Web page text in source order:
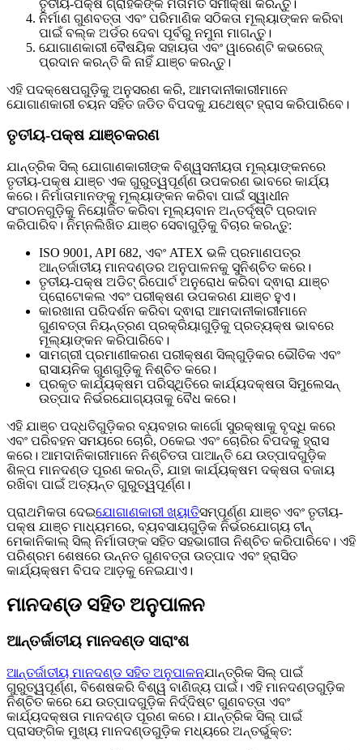
ତୃତୀୟ-ପକ୍ଷ ଗ୍ରାହକଙ୍କ ମତାମତ ସମୀକ୍ଷା କରନ୍ତୁ।
ନିର୍ମାଣ ଗୁଣବତ୍ତା ଏବଂ ପରିମାଣିକ ସଠିକତା ମୂଲ୍ୟାଙ୍କନ କରିବା
ପାଇଁ ବଲ୍କ ଅର୍ଡର ଦେବା ପୂର୍ବରୁ ନମୁନା ମାଗନ୍ତୁ।
ଯୋଗାଣକାରୀ ବୈଷୟିକ ସହାୟତା ଏବଂ ୱାରେଣ୍ଟି କଭରେଜ୍
ପ୍ରଦାନ କରନ୍ତି କି ନାହିଁ ଯାଞ୍ଚ କରନ୍ତୁ।
ଏହି ପଦକ୍ଷେପଗୁଡ଼ିକୁ ଅନୁସରଣ କରି, ଆମଦାନୀକାରୀମାନେ
ଯୋଗାଣକାରୀ ଚୟନ ସହିତ ଜଡିତ ବିପଦକୁ ଯଥେଷ୍ଟ ହ୍ରାସ କରିପାରିବେ।
ତୃତୀୟ-ପକ୍ଷ ଯାଞ୍ଚକରଣ
ଯାନ୍ତ୍ରିକ ସିଲ୍ ଯୋଗାଣକାରୀଙ୍କ ବିଶ୍ୱସନୀୟତା ମୂଲ୍ୟାଙ୍କନରେ
ତୃତୀୟ-ପକ୍ଷ ଯାଞ୍ଚ ଏକ ଗୁରୁତ୍ୱପୂର୍ଣ୍ଣ ଉପକରଣ ଭାବରେ କାର୍ଯ୍ୟ
କରେ। ନିର୍ମାତାମାନଙ୍କୁ ମୂଲ୍ୟାଙ୍କନ କରିବା ପାଇଁ ସ୍ୱାଧୀନ
ସଂଗଠନଗୁଡ଼ିକୁ ନିୟୋଜିତ କରିବା ମୂଲ୍ୟବାନ ଅନ୍ତର୍ଦୃଷ୍ଟି ପ୍ରଦାନ
କରିପାରିବ। ନିମ୍ନଲିଖିତ ଯାଞ୍ଚ ସେବାଗୁଡ଼ିକୁ ବିଚାର କରନ୍ତୁ:
ISO 9001, API 682, ଏବଂ ATEX ଭଳି ପ୍ରମାଣପତ୍ର
ଆନ୍ତର୍ଜାତୀୟ ମାନଦଣ୍ଡର ଅନୁପାଳନକୁ ସୁନିଶ୍ଚିତ କରେ।
ତୃତୀୟ-ପକ୍ଷ ଅଡିଟ୍ ରିପୋର୍ଟ ଅନୁରୋଧ କରିବା ଦ୍ଵାରା ଯାଞ୍ଚ
ପ୍ରୋଟୋକଲ ଏବଂ ପରୀକ୍ଷଣ ଉପକରଣ ଯାଞ୍ଚ ହୁଏ।
କାରଖାନା ପରିଦର୍ଶନ କରିବା ଦ୍ଵାରା ଆମଦାନୀକାରୀମାନେ
ଗୁଣବତ୍ତା ନିୟନ୍ତ୍ରଣ ପ୍ରକ୍ରିୟାଗୁଡ଼ିକୁ ପ୍ରତ୍ୟକ୍ଷ ଭାବରେ
ମୂଲ୍ୟାଙ୍କନ କରିପାରିବେ।
ସାମଗ୍ରୀ ପ୍ରମାଣୀକରଣ ପରୀକ୍ଷଣ ସିଲ୍‌ଗୁଡ଼ିକର ଭୌତିକ ଏବଂ
ରାସାୟନିକ ଗୁଣଗୁଡ଼ିକୁ ନିଶ୍ଚିତ କରେ।
ପ୍ରକୃତ କାର୍ଯ୍ୟକ୍ଷମ ପରିସ୍ଥିତିରେ କାର୍ଯ୍ୟଦକ୍ଷତା ସିମୁଲେସନ୍
ଉତ୍ପାଦ ନିର୍ଭରଯୋଗ୍ୟତାକୁ ବୈଧ କରେ।
ଏହି ଯାଞ୍ଚ ପଦ୍ଧତିଗୁଡ଼ିକର ବ୍ୟବହାର କାର୍ଗୋ ସୁରକ୍ଷାକୁ ବୃଦ୍ଧି କରେ
ଏବଂ ପରିବହନ ସମୟରେ ଚୋରି, ଠକେଇ ଏବଂ ଚୋରିର ବିପଦକୁ ହ୍ରାସ
କରେ। ଆମଦାନିକାରୀମାନେ ନିଶ୍ଚିତତା ପାଆନ୍ତି ଯେ ଉତ୍ପାଦଗୁଡ଼ିକ
ଶିଳ୍ପ ମାନଦଣ୍ଡ ପୂରଣ କରନ୍ତି, ଯାହା କାର୍ଯ୍ୟକ୍ଷମ ଦକ୍ଷତା ବଜାୟ
ରଖିବା ପାଇଁ ଅତ୍ୟନ୍ତ ଗୁରୁତ୍ୱପୂର୍ଣ୍ଣ।
ପ୍ରାଥମିକତା ଦେଇଯୋଗାଣକାରୀ ଖ୍ୟାତିସମ୍ପୂର୍ଣ୍ଣ ଯାଞ୍ଚ ଏବଂ ତୃତୀୟ-
ପକ୍ଷ ଯାଞ୍ଚ ମାଧ୍ୟମରେ, ବ୍ୟବସାୟଗୁଡ଼ିକ ନିର୍ଭରଯୋଗ୍ୟ ଚୀନ୍
ମେକାନିକାଲ୍ ସିଲ୍ ନିର୍ମାତାଙ୍କ ସହିତ ସହଭାଗୀତା ନିଶ୍ଚିତ କରିପାରିବେ। ଏହି
ପରିଶ୍ରମ ଶେଷରେ ଉନ୍ନତ ଗୁଣବତ୍ତା ଉତ୍ପାଦ ଏବଂ ହ୍ରାସିତ
କାର୍ଯ୍ୟକ୍ଷମ ବିପଦ ଆଡ଼କୁ ନେଇଯାଏ।
ମାନଦଣ୍ଡ ସହିତ ଅନୁପାଳନ
ଆନ୍ତର୍ଜାତୀୟ ମାନଦଣ୍ଡ ସାରାଂଶ
ଆନ୍ତର୍ଜାତୀୟ ମାନଦଣ୍ଡ ସହିତ ଅନୁପାଳନଯାନ୍ତ୍ରିକ ସିଲ୍ ପାଇଁ
ଗୁରୁତ୍ୱପୂର୍ଣ୍ଣ, ବିଶେଷକରି ବିଶ୍ୱ ବାଣିଜ୍ୟ ପାଇଁ। ଏହି ମାନଦଣ୍ଡଗୁଡ଼ିକ
ନିଶ୍ଚିତ କରେ ଯେ ଉତ୍ପାଦଗୁଡ଼ିକ ନିର୍ଦ୍ଦିଷ୍ଟ ଗୁଣବତ୍ତା ଏବଂ
କାର୍ଯ୍ୟଦକ୍ଷତା ମାନଦଣ୍ଡ ପୂରଣ କରେ। ଯାନ୍ତ୍ରିକ ସିଲ୍ ପାଇଁ
ପ୍ରାସଙ୍ଗିକ ମୁଖ୍ୟ ମାନଦଣ୍ଡଗୁଡ଼ିକ ମଧ୍ୟରେ ଅନ୍ତର୍ଭୁକ୍ତ: